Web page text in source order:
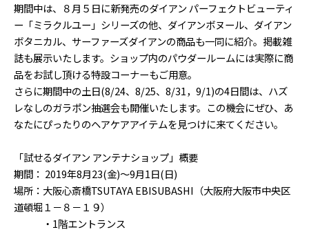
期間中は、８月５日に新発売のダイアン パーフェクトビューティ
ー「ミラクルユー」シリーズの他、ダイアンボヌール、ダイアン
ボタニカル、サーファーズダイアンの商品も一同に紹介。掲載雑
誌も展示いたします。ショップ内のパウダールームには実際に商
品をお試し頂ける特設コーナーもご用意。
さらに期間中の土日(8/24、8/25、8/31，9/1)の4日間は、ハズ
レなしのガラポン抽選会も開催いたします。この機会にぜひ、あ
なたにぴったりのヘアケアアイテムを見つけに来てください。
「試せるダイアン アンテナショップ」概要
期間： 2019年8月23(金)～9月1日(日)
場所：大阪心斎橋TSUTAYA EBISUBASHI（大阪府大阪市中央区
道頓堀１－８－１９）
・1階エントランス